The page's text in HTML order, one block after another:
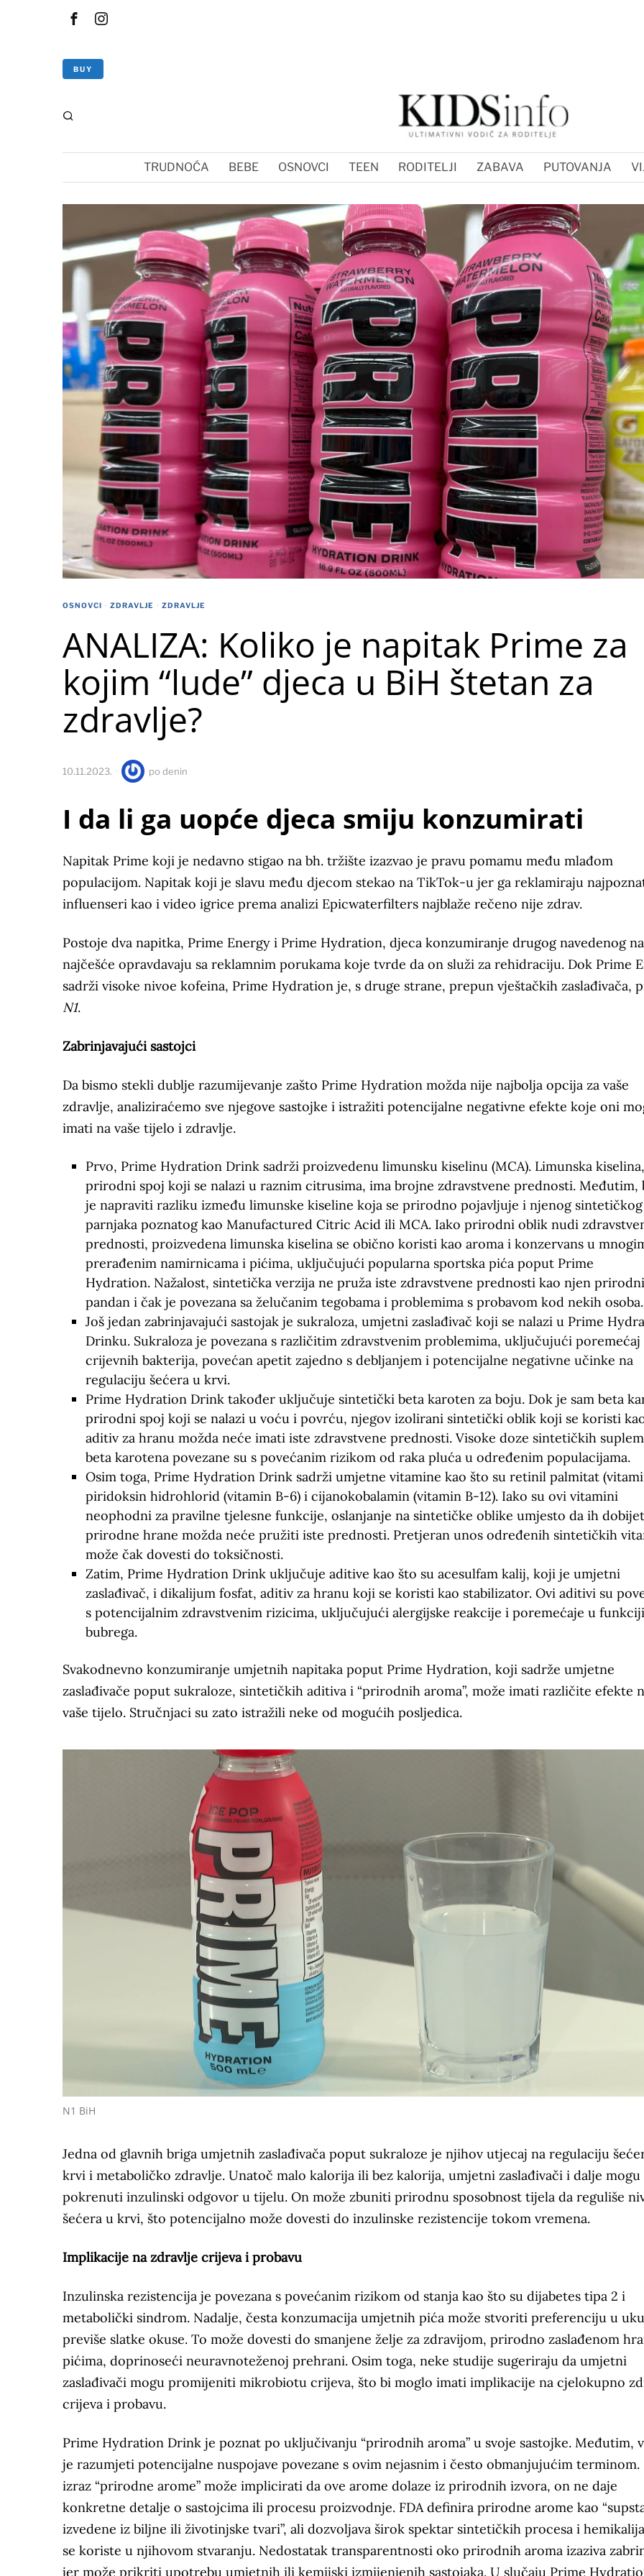
BUY
TRUDNOĆA BEBE OSNOVCI TEEN RODITELJI ZABAVA PUTOVANJA
OSNOVCI · ZDRAVLJE · ZDRAVLJE
ANALIZA: Koliko je napitak Prime za
kojim “lude” djeca u BiH štetan za
zdravlje?
10.11.2023. po denin
I da li ga uopće djeca smiju konzumirati
Napitak Prime koji je nedavno stigao na bh. tržište izazvao je pravu pomamu među mlađom
populacijom. Napitak koji je slavu među djecom stekao na TikTok-u jer ga reklamiraju
influenseri kao i video igrice prema analizi Epicwaterfilters najblaže rečeno nije zdrav.
Postoje dva napitka, Prime Energy i Prime Hydration, djeca konzumiranje drugog navedenog
najčešće opravdavaju sa reklamnim porukama koje tvrde da on služi za rehidraciju. Dok Prime
sadrži visoke nivoe kofeina, Prime Hydration je, s druge strane, prepun vještačkih zaslađivača,
N1.
Zabrinjavajući sastojci
Da bismo stekli dublje razumijevanje zašto Prime Hydration možda nije najbolja opcija za vaše
zdravlje, analiziraćemo sve njegove sastojke i istražiti potencijalne negativne efekte koje oni
imati na vaše tijelo i zdravlje.
Prvo, Prime Hydration Drink sadrži proizvedenu limunsku kiselinu (MCA). Limunska kiselina,
prirodni spoj koji se nalazi u raznim citrusima, ima brojne zdravstvene prednosti. Međutim,
je napraviti razliku između limunske kiseline koja se prirodno pojavljuje i njenog sintetičkog
parnjaka poznatog kao Manufactured Citric Acid ili MCA. Iako prirodni oblik nudi
prednosti, proizvedena limunska kiselina se obično koristi kao aroma i konzervans u
prerađenim namirnicama i pićima, uključujući popularna sportska pića poput Prime
Hydration. Nažalost, sintetička verzija ne pruža iste zdravstvene prednosti kao njen prirodni
pandan i čak je povezana sa želučanim tegobama i problemima s probavom kod nekih osoba.
Još jedan zabrinjavajući sastojak je sukraloza, umjetni zaslađivač koji se nalazi u Prime
Drinku. Sukraloza je povezana s različitim zdravstvenim problemima, uključujući poremećaj
crijevnih bakterija, povećan apetit zajedno s debljanjem i potencijalne negativne učinke na
regulaciju šećera u krvi.
Prime Hydration Drink također uključuje sintetički beta karoten za boju. Dok je sam beta
prirodni spoj koji se nalazi u voću i povrću, njegov izolirani sintetički oblik koji se koristi
aditiv za hranu možda neće imati iste zdravstvene prednosti. Visoke doze sintetičkih
beta karotena povezane su s povećanim rizikom od raka pluća u određenim populacijama.
Osim toga, Prime Hydration Drink sadrži umjetne vitamine kao što su retinil palmitat
piridoksin hidrohlorid (vitamin B-6) i cijanokobalamin (vitamin B-12). Iako su ovi vitamini
neophodni za pravilne tjelesne funkcije, oslanjanje na sintetičke oblike umjesto da ih
prirodne hrane možda neće pružiti iste prednosti. Pretjeran unos određenih sintetičkih
može čak dovesti do toksičnosti.
Zatim, Prime Hydration Drink uključuje aditive kao što su acesulfam kalij, koji je umjetni
zaslađivač, i dikalijum fosfat, aditiv za hranu koji se koristi kao stabilizator. Ovi aditivi su
s potencijalnim zdravstvenim rizicima, uključujući alergijske reakcije i poremećaje u funkciji
bubrega.
Svakodnevno konzumiranje umjetnih napitaka poput Prime Hydration, koji sadrže umjetne
zaslađivače poput sukraloze, sintetičkih aditiva i “prirodnih aroma”, može imati različite efekte
vaše tijelo. Stručnjaci su zato istražili neke od mogućih posljedica.
N1 BiH
Jedna od glavnih briga umjetnih zaslađivača poput sukraloze je njihov utjecaj na regulaciju
krvi i metaboličko zdravlje. Unatoč malo kalorija ili bez kalorija, umjetni zaslađivači i dalje mogu
pokrenuti inzulinski odgovor u tijelu. On može zbuniti prirodnu sposobnost tijela da reguliše
šećera u krvi, što potencijalno može dovesti do inzulinske rezistencije tokom vremena.
Implikacije na zdravlje crijeva i probavu
Inzulinska rezistencija je povezana s povećanim rizikom od stanja kao što su dijabetes tipa 2 i
metabolički sindrom. Nadalje, česta konzumacija umjetnih pića može stvoriti preferenciju u
previše slatke okuse. To može dovesti do smanjene želje za zdravijom, prirodno zaslađenom
pićima, doprinoseći neuravnoteženoj prehrani. Osim toga, neke studije sugeriraju da umjetni
zaslađivači mogu promijeniti mikrobiotu crijeva, što bi moglo imati implikacije na cjelokupno
crijeva i probavu.
Prime Hydration Drink je poznat po uključivanju “prirodnih aroma” u svoje sastojke. Međutim,
je razumjeti potencijalne nuspojave povezane s ovim nejasnim i često obmanjujućim terminom.
izraz “prirodne arome” može implicirati da ove arome dolaze iz prirodnih izvora, on ne daje
konkretne detalje o sastojcima ili procesu proizvodnje. FDA definira prirodne arome kao
izvedene iz biljne ili životinjske tvari”, ali dozvoljava širok spektar sintetičkih procesa i
se koriste u njihovom stvaranju. Nedostatak transparentnosti oko prirodnih aroma izaziva
jer može prikriti upotrebu umjetnih ili kemijski izmijenjenih sastojaka. U slučaju Prime